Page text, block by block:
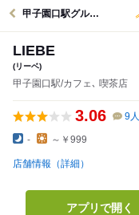
甲子園口駅グルメへ
LIEBE
(リーベ)
甲子園口駅/カフェ､ 喫茶店
3.06 9人
- ～￥999
店舗情報（詳細）
アプリで開く